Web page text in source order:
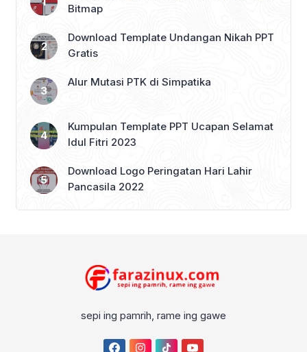
Bitmap
Download Template Undangan Nikah PPT
Gratis
Alur Mutasi PTK di Simpatika
Kumpulan Template PPT Ucapan Selamat
Idul Fitri 2023
Download Logo Peringatan Hari Lahir
Pancasila 2022
sepi ing pamrih, rame ing gawe